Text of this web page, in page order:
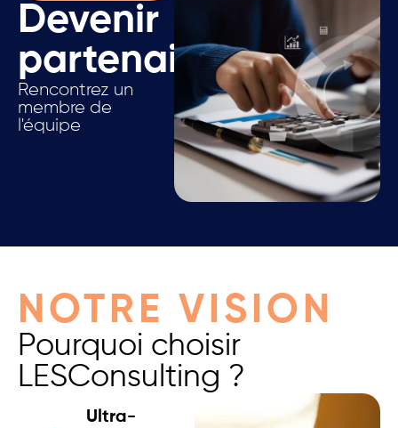
Devenir
partenaire.
Rencontrez un
membre de
l'équipe
NOTRE VISION
Pourquoi choisir
LESConsulting ?
Ultra-